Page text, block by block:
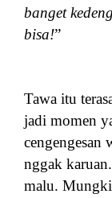
banget
bisa!”
Tawa itu
jadi momen
cengengesan
nggak
malu.